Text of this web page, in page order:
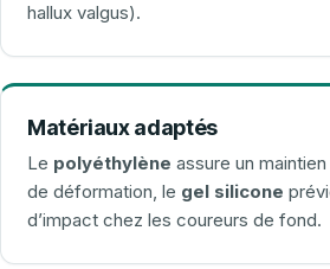
hallux valgus).
Matériaux adaptés
Le polyéthylène assure un
de déformation, le gel silicone
d’impact chez les coureurs de fond.